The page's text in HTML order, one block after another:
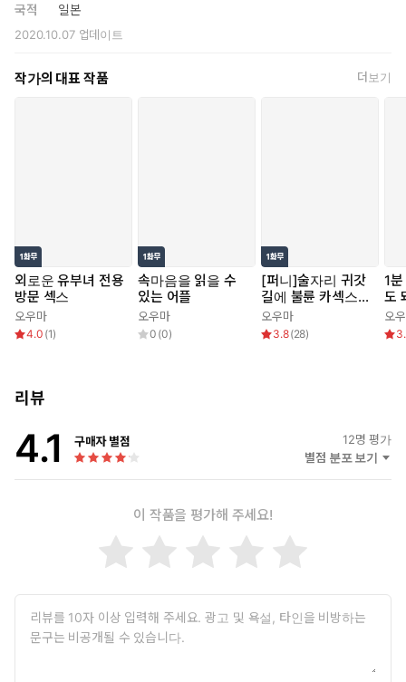
국적 일본
2020.10.07업데이트
작가의 대표 작품 더보기
외로운 유부녀 전용
방문 섹스
오우마
4.0 (1)
속마음을 읽을 수
있는 어플
오우마
0 (0)
[퍼니]술자리 귀갓
길에 불륜 카섹스 ~
후배의 격렬한 허리
놀림에 삐걱삐걱 흔
들리는 시트!
오우마
3.8(28)
1
도
오
리뷰
4.1 구매자 별점 12명 평가
별점 분포 보기
이 작품을 평가해 주세요!